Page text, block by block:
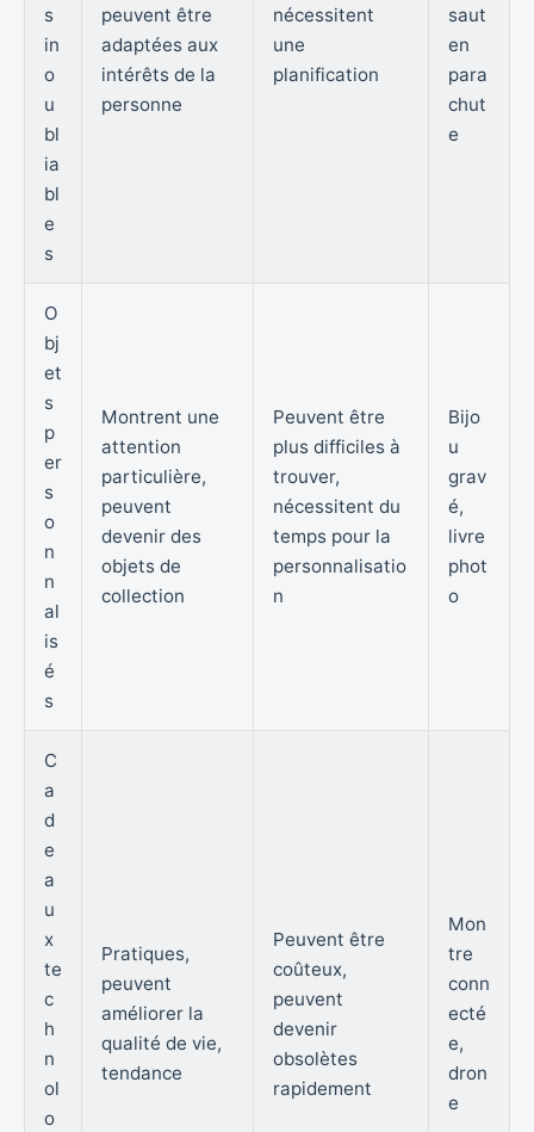
s
in
o
u
bl
ia
bl
e
s
peuvent être
adaptées aux
intérêts de la
personne
nécessitent
une
planification
saut
en
para
chut
e
O
bj
et
s
p
er
s
o
n
n
al
is
é
s
Montrent une
attention
particulière,
peuvent
devenir des
objets de
collection
Peuvent être
plus difficiles à
trouver,
nécessitent du
temps pour la
personnalisatio
n
Bijo
u
grav
é,
livre
phot
o
C
a
d
e
a
u
x
te
c
h
n
ol
o
Pratiques,
peuvent
améliorer la
qualité de vie,
tendance
Peuvent être
coûteux,
peuvent
devenir
obsolètes
rapidement
Mon
tre
conn
ecté
e,
dron
e